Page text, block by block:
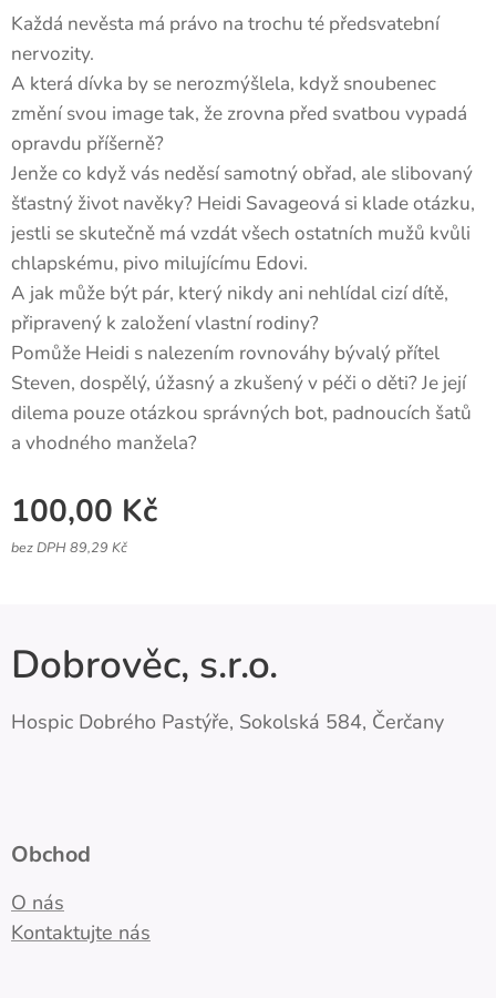
Každá nevěsta má právo na trochu té předsvatební
nervozity.
A která dívka by se nerozmýšlela, když snoubenec
změní svou image tak, že zrovna před svatbou vypadá
opravdu příšerně?
Jenže co když vás neděsí samotný obřad, ale slibovaný
šťastný život navěky? Heidi Savageová si klade otázku,
jestli se skutečně má vzdát všech ostatních mužů kvůli
chlapskému, pivo milujícímu Edovi.
A jak může být pár, který nikdy ani nehlídal cizí dítě,
připravený k založení vlastní rodiny?
Pomůže Heidi s nalezením rovnováhy bývalý přítel
Steven, dospělý, úžasný a zkušený v péči o děti? Je její
dilema pouze otázkou správných bot, padnoucích šatů
a vhodného manžela?
100,00 Kč
bez DPH 89,29 Kč
Dobrověc, s.r.o.
Hospic Dobrého Pastýře, Sokolská 584, Čerčany
Obchod
O nás
Kontaktujte nás